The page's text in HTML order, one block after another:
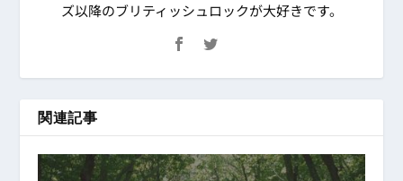
ズ以降のブリティッシュロックが大好きです。
関連記事